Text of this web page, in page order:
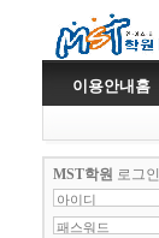
이용안내홈
MST학원 로그인